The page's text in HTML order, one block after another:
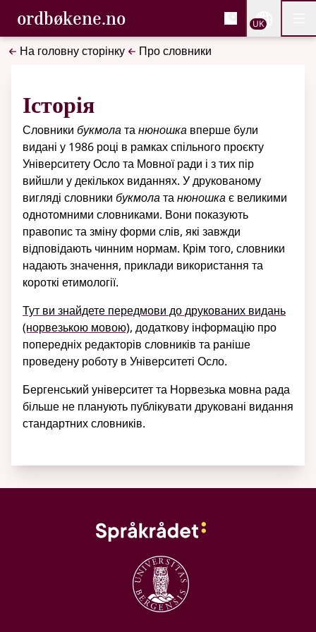
Перейти до основного вмісту
Доступність
ordbøkene.no, Cловник букмола та
Cловник букмола та Словник нюношка
UK
На головну сторінку Про словники
Історія
Словники букмолатанюношка вперше були
видані у 1986 році в рамках спільного проєкту
Університету Осло та Мовної ради і з тих пір
вийшли у декількох виданнях. У друкованому
вигляді словники букмолатанюношкає великими
однотомними словниками. Вони показують
правопис та зміну форми слів, які завжди
відповідають чинним нормам. Крім того, словники
надають значення, приклади використання та
короткі етимології.
Тут ви знайдете передмови до друкованих видань
(норвезькою мовою), додаткову інформацію про
попередніх редакторів словників та раніше
проведену роботу в Університеті Осло.
Бергенський університет та Норвезька мовна рада
більше не планують публікувати друковані видання
стандартних словників.